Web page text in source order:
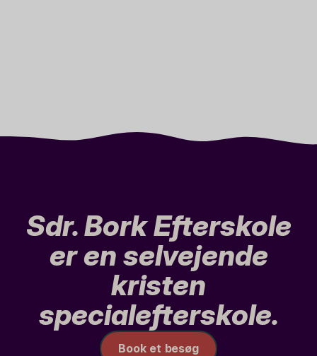
Sdr. Bork Efterskole
er en selvejende
kristen
specialefterskole.
Book et besøg